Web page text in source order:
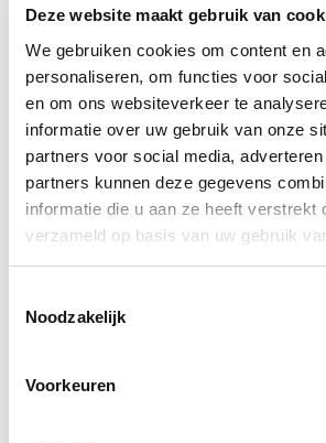
Deze website maakt gebruik van
We gebruiken cookies om content en
personaliseren, om functies voor
en om ons websiteverkeer te
informatie over uw gebruik van onze
partners voor social media,
partners kunnen deze gegevens
informatie die u aan ze heeft verstrekt
verzameld op basis van uw gebruik
Noodzakelijk
Voorkeuren
der Maus ist auch super. Es gibt die
Probebestellung um die Hardware
Ich bin sehr mit der Maus zufrieden.
Beschwerden (Tendovaginitis) sind
ich kann meinen Berufsalltag wieder
richtigen Verhältnis!
Weitere Informationen